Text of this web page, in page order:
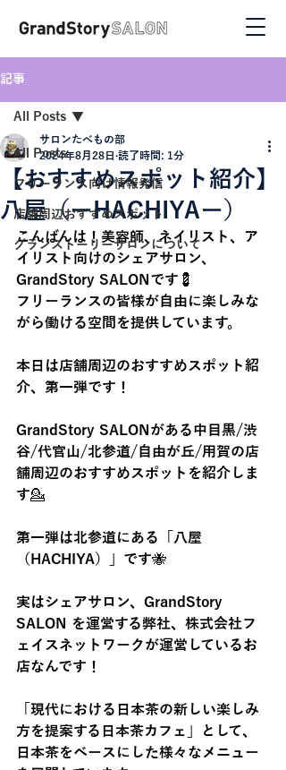
記事
All Posts
フリーランス向け情報発信
店舗周辺おすすめスポット
グランストーリーサロンについて
All Posts
【おすすめスポット紹介】
八屋（ーHACHIYAー）
サロンたべもの部
2024年8月28日 読了時間: 1分
こんばんは！美容師、ネイリスト、ア
イリスト向けのシェアサロン、
GrandStory SALON です💈
フリーランスの皆様が自由に楽しみな
がら働ける空間を提供しています。
本日は店舗周辺のおすすめスポット紹
介、第一弾です！
GrandStory SALONがある中目黒/渋
谷/代官山/北参道/自由が丘/用賀の店
舗周辺のおすすめスポットを紹介しま
す💁
第一弾は北参道にある「八屋
（HACHIYA）」です🐝
実はシェアサロン、GrandStory
SALON を運営する弊社、株式会社フ
ェイスネットワークが運営しているお
店なんです！
「現代における日本茶の新しい楽しみ
方を提案する日本茶カフェ」として、
日本茶をベースにした様々なメニュー